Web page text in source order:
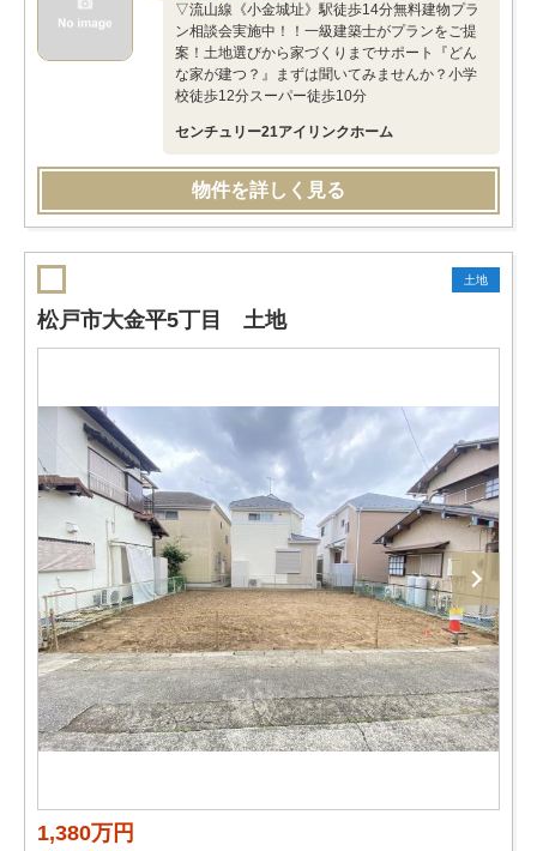
▽流山線《小金城址》駅徒歩14分無料建物プラ
ン相談会実施中！！一級建築士がプランをご提
案！土地選びから家づくりまでサポート『どん
な家が建つ？』まずは聞いてみませんか？小学
校徒歩12分スーパー徒歩10分
センチュリー21アイリンクホーム
物件を詳しく見る
土地
松戸市大金平5丁目 土地
1,380万円